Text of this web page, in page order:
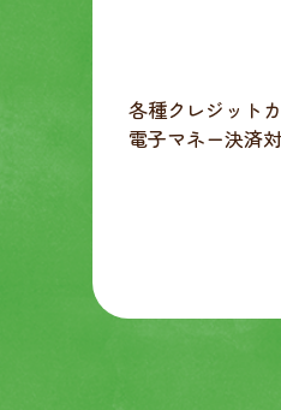
各種クレジット
電子マネー決済